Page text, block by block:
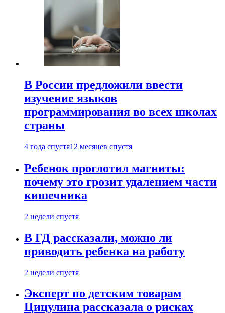
В России предложили ввести
изучение языков
программирования во всех школах
страны
4 года спустя12 месяцев спустя
Ребенок проглотил магниты:
почему это грозит удалением части
кишечника
2 недели спустя
В ГД рассказали, можно ли
приводить ребенка на работу
2 недели спустя
Эксперт по детским товарам
Цицулина рассказала о рисках